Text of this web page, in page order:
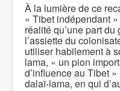
À la lumière de ce
« Tibet indépendant
réalité qu’une part
l’assiette du
utiliser habilement à
lama, « un pion
d’influence au Tibet
dalaï-lama, en qui